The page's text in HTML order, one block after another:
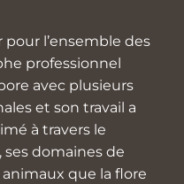
l’ensemble des
professionnel
avec plusieurs
et son travail a
à travers le
domaines de
que la flore